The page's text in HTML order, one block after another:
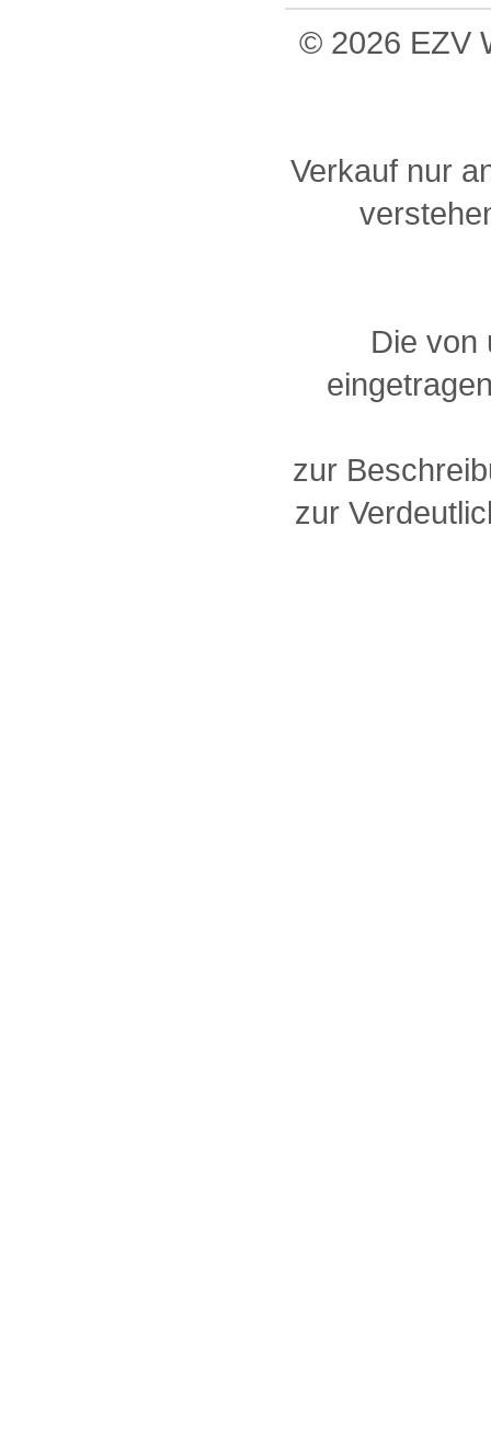
© 2026 EZV
Verkauf nur
Die von
zur
zur